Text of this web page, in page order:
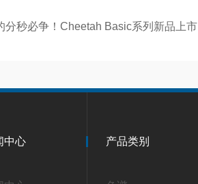
分秒必争！Cheetah Basic系列新品上市
中心 产品类别